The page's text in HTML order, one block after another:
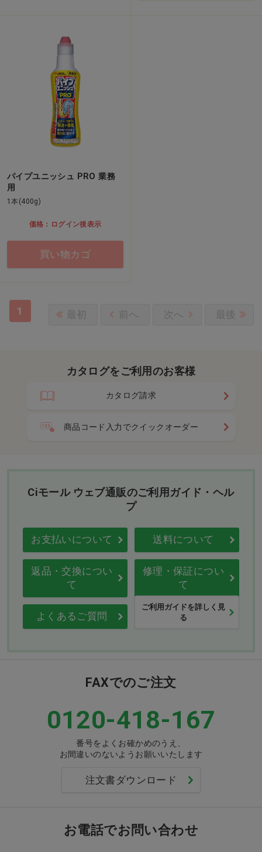
パイプユニッシュ PRO 業務
用
1本(400g)
価格：ログイン後表示
買い物カゴ
1 最初 前へ 次へ 最後
カタログをご利用のお客様
カタログ請求
商品コード入力でクイックオーダー
Ciモール ウェブ通販のご利用ガイド・ヘル
プ
お支払いについて 送料について
返品・交換につい
て
修理・保証につい
て
よくあるご質問
ご利用ガイドを詳しく見
る
FAXでのご注文
0120-418-167
番号をよくお確かめのうえ、
お間違いのないようお願いいたします
注文書ダウンロード
お電話でお問い合わせ